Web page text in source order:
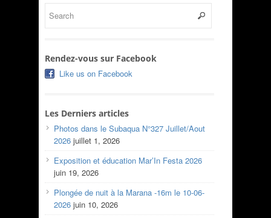
Rendez-vous sur Facebook
Like us on Facebook
Les Derniers articles
Photos dans le Subaqua N°327 Juillet/Aout
2026 juillet 1, 2026
Exposition et éducation Mar’In Festa 2026
juin 19, 2026
Plongée de nuit à la Marana -16m le 10-06-
2026 juin 10, 2026